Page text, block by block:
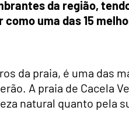
da região,
uma das 15
da praia, é uma das
A praia de Cacela
natural quanto pela